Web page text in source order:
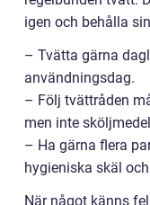
igen och behålla
– Tvätta gärna
användningsdag.
– Följ tvättråden
men inte
– Ha gärna flera
hygieniska skäl
När något känns fel